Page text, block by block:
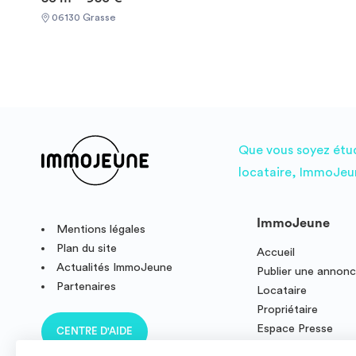
et parking inclus !Supermarché Spar au pied de
l'immeubleCentre-ville et commerces à quelques minutes🏠
annuelles d'énergie pour un usage standard : 1786 € par
an.Prix moyens des énergies indexés sur l'année
2021,2022,2023 (abonnements compris) Required
financières - Carte d'identité - Motif du transfert /
transitoire
06130 Grasse
Que vous soyez
locataire,
Mentions légales
Plan du site
Actualités ImmoJeune
Partenaires
CENTRE D'AIDE
ImmoJeune
Accueil
Publier une
Locataire
Propriétaire
Espace Presse